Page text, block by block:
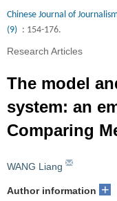
Chinese Journal of
(9) : 154-176.
Research Articles
The model
system: an
Comparing
WANG Liang
Author information +